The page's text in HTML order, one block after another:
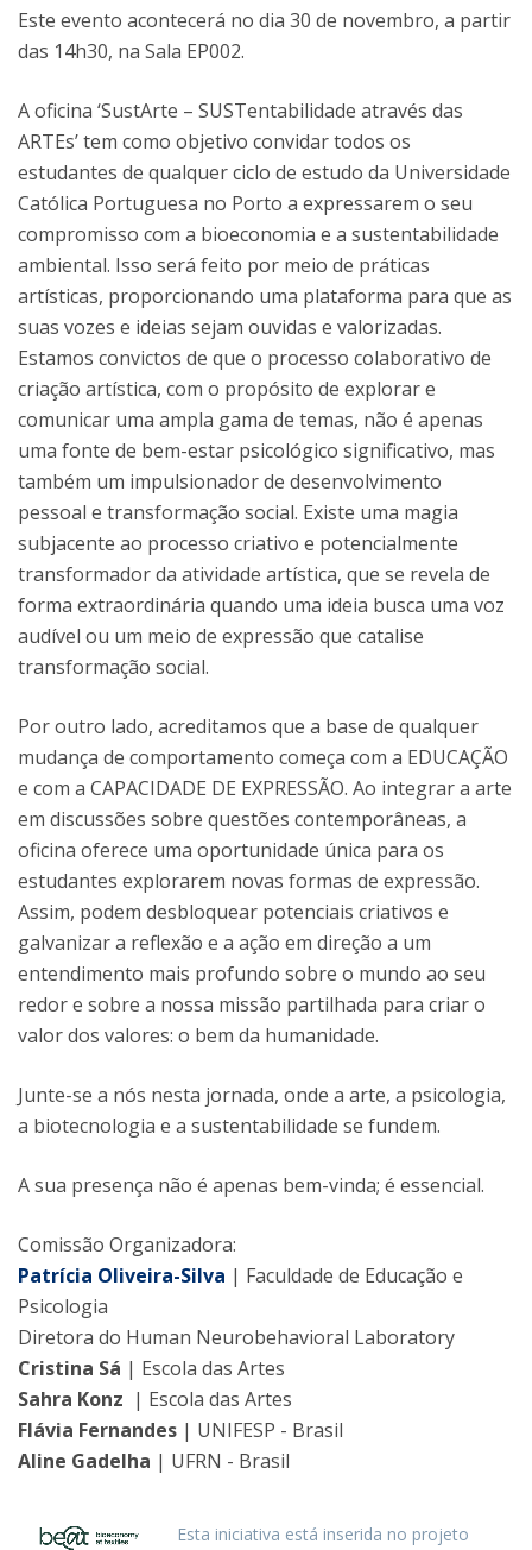
Este evento acontecerá no dia 30 de novembro, a partir
das 14h30, na Sala EP002.
A oficina ‘SustArte – SUSTentabilidade através das
ARTEs’ tem como objetivo convidar todos os
estudantes de qualquer ciclo de estudo da Universidade
Católica Portuguesa no Porto a expressarem o seu
compromisso com a bioeconomia e a sustentabilidade
ambiental. Isso será feito por meio de práticas
artísticas, proporcionando uma plataforma para que as
suas vozes e ideias sejam ouvidas e valorizadas.
Estamos convictos de que o processo colaborativo de
criação artística, com o propósito de explorar e
comunicar uma ampla gama de temas, não é apenas
uma fonte de bem-estar psicológico significativo, mas
também um impulsionador de desenvolvimento
pessoal e transformação social. Existe uma magia
subjacente ao processo criativo e potencialmente
transformador da atividade artística, que se revela de
forma extraordinária quando uma ideia busca uma voz
audível ou um meio de expressão que catalise
transformação social.
Por outro lado, acreditamos que a base de qualquer
mudança de comportamento começa com a EDUCAÇÃO
e com a CAPACIDADE DE EXPRESSÃO. Ao integrar a arte
em discussões sobre questões contemporâneas, a
oficina oferece uma oportunidade única para os
estudantes explorarem novas formas de expressão.
Assim, podem desbloquear potenciais criativos e
galvanizar a reflexão e a ação em direção a um
entendimento mais profundo sobre o mundo ao seu
redor e sobre a nossa missão partilhada para criar o
valor dos valores: o bem da humanidade.
Junte-se a nós nesta jornada, onde a arte, a psicologia,
a biotecnologia e a sustentabilidade se fundem.
A sua presença não é apenas bem-vinda; é essencial.
Comissão Organizadora:
Patrícia Oliveira-Silva | Faculdade de Educação e
Psicologia
Diretora do Human Neurobehavioral Laboratory
Cristina Sá | Escola das Artes
Sahra Konz | Escola das Artes
Flávia Fernandes | UNIFESP - Brasil
Aline Gadelha | UFRN - Brasil
Esta iniciativa está inserida no projeto